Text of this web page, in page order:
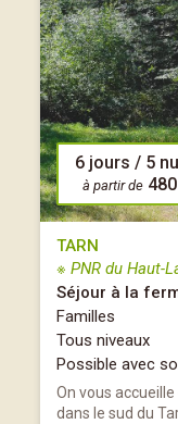
6 jours / 5
à partir de
TARN
※ PNR du Haut-
Séjour à la
Familles
Tous niveaux
Possible avec
On vous
dans le sud du